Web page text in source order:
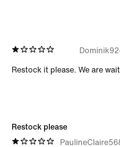
Restock it please. We are
Restock please